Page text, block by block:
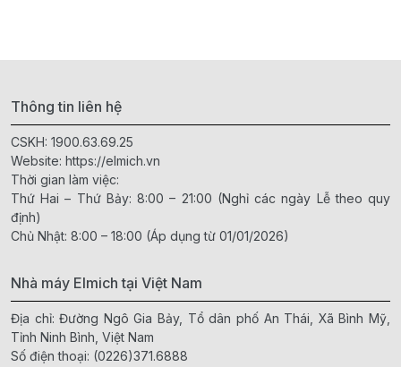
Thông tin liên hệ
CSKH: 1900.63.69.25
Website: https://elmich.vn
Thời gian làm việc:
Thứ Hai – Thứ Bảy: 8:00 – 21:00 (Nghỉ các ngày Lễ theo quy
định)
Chủ Nhật: 8:00 – 18:00 (Áp dụng từ 01/01/2026)
Nhà máy Elmich tại Việt Nam
Địa chỉ: Đường Ngô Gia Bảy, Tổ dân phố An Thái, Xã Bình Mỹ,
Tỉnh Ninh Bình, Việt Nam
Số điện thoại: (0226)371.6888